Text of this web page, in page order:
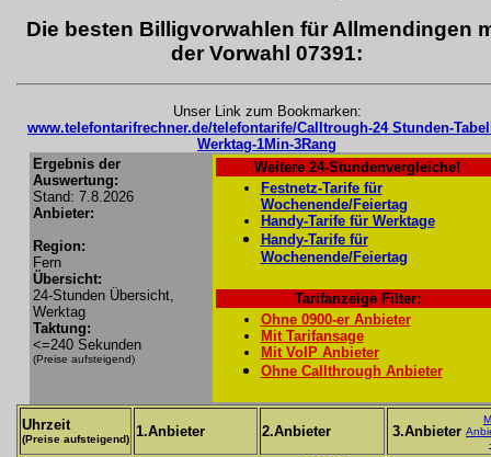
Die besten Billigvorwahlen für Allmendingen
der Vorwahl 07391:
Unser Link zum Bookmarken:
www.telefontarifrechner.de/telefontarife/Calltrough-24 Stunden-
Werktag-1Min-3Rang
Ergebnis der
Auswertung:
Stand: 7.8.2026
Anbieter:
Region:
Fern
Übersicht:
24-Stunden Übersicht,
Werktag
Taktung:
<=240 Sekunden
(Preise aufsteigend)
Weitere 24-Stundenvergleiche!
Festnetz-Tarife für
Wochenende/Feiertag
Handy-Tarife für Werktage
Handy-Tarife für
Wochenende/Feiertag
Tarifanzeige Filter:
Ohne 0900-er Anbieter
Mit Tarifansage
Mit VoIP Anbieter
Ohne Callthrough Anbieter
Uhrzeit
(Preise aufsteigend) 1.Anbieter 2.Anbieter 3.Anbieter